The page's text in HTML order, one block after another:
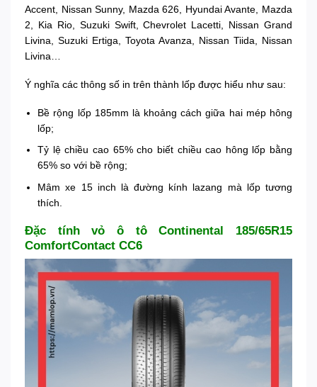
Accent, Nissan Sunny, Mazda 626, Hyundai Avante, Mazda
2, Kia Rio, Suzuki Swift, Chevrolet Lacetti, Nissan Grand
Livina, Suzuki Ertiga, Toyota Avanza, Nissan Tiida, Nissan
Livina…
Ý nghĩa các thông số in trên thành lốp được hiểu như sau:
Bề rộng lốp 185mm là khoảng cách giữa hai mép hông
lốp;
Tỷ lệ chiều cao 65% cho biết chiều cao hông lốp bằng
65% so với bề rộng;
Mâm xe 15 inch là đường kính lazang mà lốp tương
thích.
Đặc tính vỏ ô tô Continental 185/65R15
ComfortContact CC6